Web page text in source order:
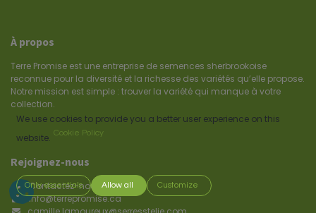
À propos
Terre Promise est une entreprise de semences sherbrookoise
reconnue pour la diversité et la richesse des variétés qu’elle propose.
Notre mission est simple : trouver la variété qui manque à votre
collection.
Rejoignez-nous
Contactez-nous
info@terrepromise.ca
We use cookies to provide you a better user experience on this
website. Cookie Policy
Only essentials Allow all Customize